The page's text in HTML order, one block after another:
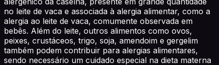
no leite de vaca e associada à alergia alimentar, como a
alergia ao leite de vaca, comumente observada em
bebês. Além do leite, outros alimentos como ovos,
peixes, crustáceos, trigo, soja, amendoim e gergelim
também podem contribuir para alergias alimentares,
sendo necessário um cuidado especial na dieta materna